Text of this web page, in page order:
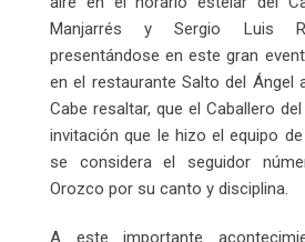
Manjarrés y Sergio Luis
presentándose en este gran
en el restaurante Salto del Ángel
Cabe resaltar, que el Caballero
invitación que le hizo el equipo
se considera el seguidor
Orozco por su canto y disciplina.
A este importante